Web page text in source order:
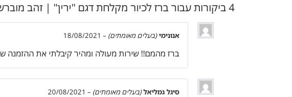
4 ביקורות עבור ברז לכיור מקלחת דגם "ירין" | זהב מוברש
אנונימי(בעלים מאומתים) –
18/08/2021
ברז מהמם!! שירות מעולה ומהיר קיבלתי את ההזמנה
סיגל גמליאל(בעלים מאומתים) –
20/08/2021